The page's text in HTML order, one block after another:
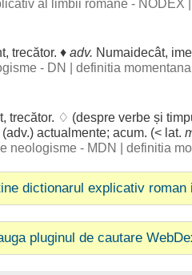
al limbii romane - NODEX
, trecător. ♦ adv. Numaidecât,
- DN
definitia momentana
, trecător. ♢ (despre verbe și
actualmente; acum. (< lat.
neologisme - MDN
definitia
dictionarul explicativ roman
pluginul de cautare